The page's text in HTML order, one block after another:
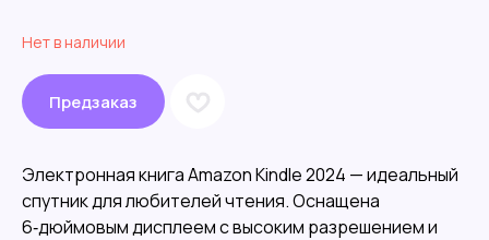
Нет в наличии
Предзаказ
Электронная книга Amazon Kindle 2024 — идеальный
спутник для любителей чтения. Оснащена
6‑дюймовым дисплеем с высоким разрешением и